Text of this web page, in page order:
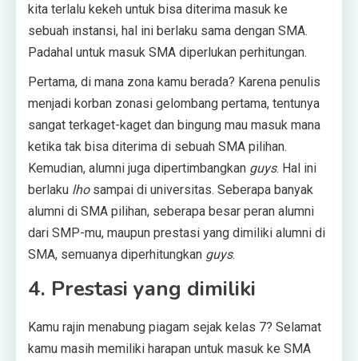
kita terlalu kekeh untuk bisa diterima masuk ke
sebuah instansi, hal ini berlaku sama dengan SMA.
Padahal untuk masuk SMA diperlukan perhitungan.
Pertama, di mana zona kamu berada? Karena penulis
menjadi korban zonasi gelombang pertama, tentunya
sangat terkaget-kaget dan bingung mau masuk mana
ketika tak bisa diterima di sebuah SMA pilihan.
Kemudian, alumni juga dipertimbangkan guys. Hal ini
berlaku lhosampai di universitas. Seberapa banyak
alumni di SMA pilihan, seberapa besar peran alumni
dari SMP-mu, maupun prestasi yang dimiliki alumni di
SMA, semuanya diperhitungkan guys.
4. Prestasi yang dimiliki
Kamu rajin menabung piagam sejak kelas 7? Selamat
kamu masih memiliki harapan untuk masuk ke SMA